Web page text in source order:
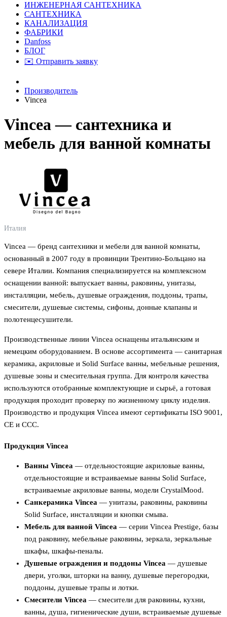
ИНЖЕНЕРНАЯ САНТЕХНИКА
САНТЕХНИКА
КАНАЛИЗАЦИЯ
ФАБРИКИ
Danfoss
БЛОГ
✉️ Отправить заявку
Производитель
Vincea
Vincea — сантехника и
мебель для ванной комнаты
Италия
Vincea — бренд сантехники и мебели для ванной комнаты,
основанный в 2007 году в провинции Трентино-Больцано на
севере Италии. Компания специализируется на комплексном
оснащении ванной: выпускает ванны, раковины, унитазы,
инсталляции, мебель, душевые ограждения, поддоны, трапы,
смесители, душевые системы, сифоны, донные клапаны и
полотенцесушители.
Производственные линии Vincea оснащены итальянским и
немецким оборудованием. В основе ассортимента — санитарная
керамика, акриловые и Solid Surface ванны, мебельные решения,
душевые зоны и смесительная группа. Для контроля качества
используются отобранные комплектующие и сырьё, а готовая
продукция проходит проверку по жизненному циклу изделия.
Производство и продукция Vincea имеют сертификаты ISO 9001,
CE и CCC.
Продукция Vincea
Ванны Vincea — отдельностоящие акриловые ванны,
отдельностоящие и встраиваемые ванны Solid Surface,
встраиваемые акриловые ванны, модели CrystalMood.
Санкерамика Vincea — унитазы, раковины, раковины
Solid Surface, инсталляции и кнопки смыва.
Мебель для ванной Vincea — серии Vincea Prestige, базы
под раковину, мебельные раковины, зеркала, зеркальные
шкафы, шкафы-пеналы.
Душевые ограждения и поддоны Vincea — душевые
двери, уголки, шторки на ванну, душевые перегородки,
поддоны, душевые трапы и лотки.
Смесители Vincea — смесители для раковины, кухни,
ванны, душа, гигиенические души, встраиваемые душевые